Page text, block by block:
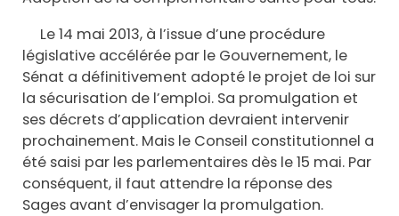
Le 14 mai 2013, à l’issue d’une procédure
législative accélérée par le Gouvernement, le
Sénat a définitivement adopté le projet de loi sur
la sécurisation de l’emploi. Sa promulgation et
ses décrets d’application devraient intervenir
prochainement. Mais le Conseil constitutionnel a
été saisi par les parlementaires dès le 15 mai. Par
conséquent, il faut attendre la réponse des
Sages avant d’envisager la promulgation.